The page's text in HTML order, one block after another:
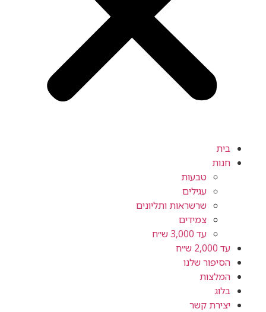
בית
חנות
טבעות
עגילים
שרשראות ותליונים
צמידים
עד 3,000 ש״ח
עד 2,000 ש״ח
הסיפור שלנו
המלצות
בלוג
יצירת קשר